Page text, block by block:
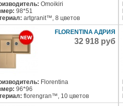
Omoikiri
98*51
artgranit™, 8 цветов
FLORENTINA АДРИЯ
32 918 руб
Florentina
96*96
florengran™, 10 цветов